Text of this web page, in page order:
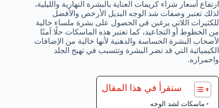
ارتفاع أسعار شراء كريمات العناية بالبشرة النهارية والليلية،
لذلك تعتبر وصفات شد الوجه البديل الأرخص والأفضل
للكثيرات اللاتي يرغبن في الحصول على بشرة ملساء خالية
من الخطوط أو التجاعيد، كما تعتبر هذه الماسكات حلًا آمنًا
لأصحاب البشرة الحساسة والدهنية لأنها خالية من الإضافات
الكيميائية التي قد تضر البشرة وتتسبب في تهيج الجلد
واحمراره.
ستقرأ في هذا المقال
ماسكات لشد الوجه